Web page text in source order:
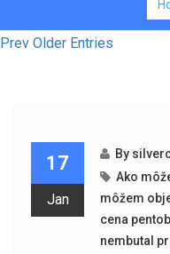
Prev Older Entries
17
Jan
By
Ako
môžem
cena
nembutal